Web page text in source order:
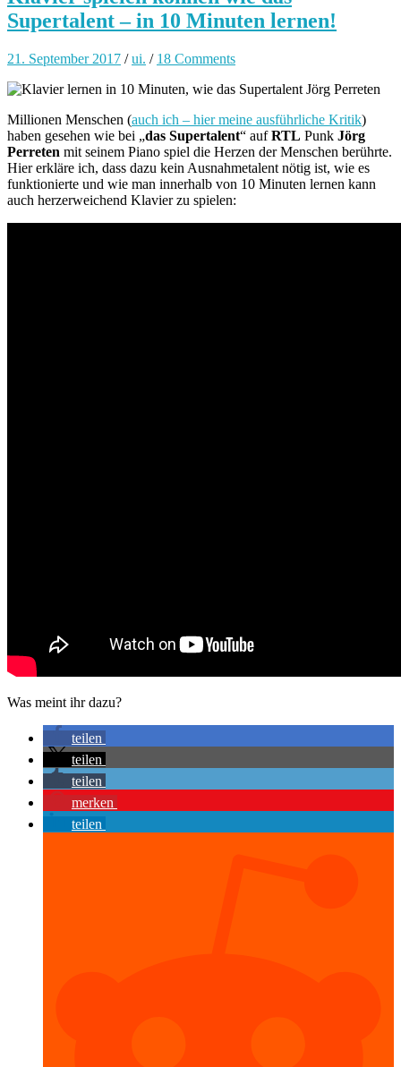
Supertalent – in 10 Minuten lernen!
21. September 2017 /ui. / 18 Comments
Millionen Menschen (auch ich – hier meine ausführliche Kritik)
haben gesehen wie bei „das Supertalent“ aufRTL Punk Jörg
Perreten mit seinem Piano spiel die Herzen der Menschen berührte.
Hier erkläre ich, dass dazu kein Ausnahmetalent nötig ist, wie es
funktionierte und wie man innerhalb von 10 Minuten lernen kann
auch herzerweichend Klavier zu spielen:
Was meint ihr dazu?
teilen
teilen
teilen
merken
teilen